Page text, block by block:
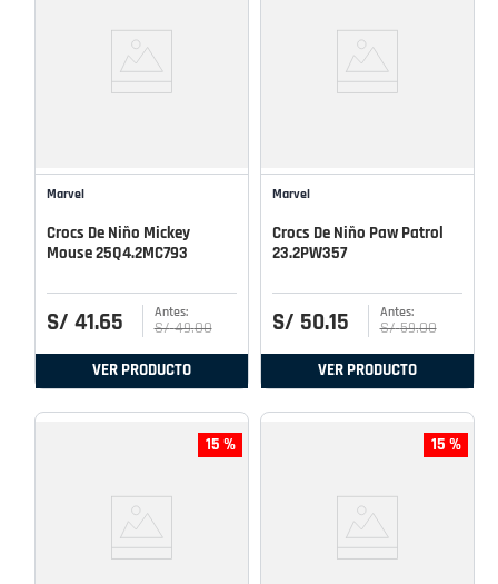
Marvel
Crocs De Niño Mickey
Mouse 25Q4.2MC793
S/ 41.65 S/ 49.00
VER PRODUCTO
Marvel
Crocs De Niño Paw Patrol
23.2PW357
S/ 50.15 S/ 59.00
VER PRODUCTO
15 % 15 %